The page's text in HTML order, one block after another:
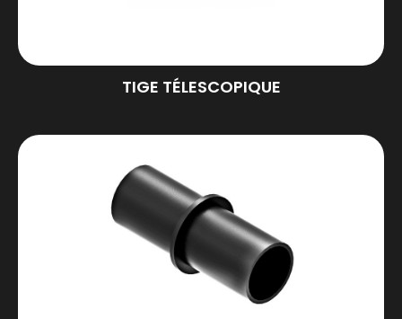
TIGE TÉLESCOPIQUE